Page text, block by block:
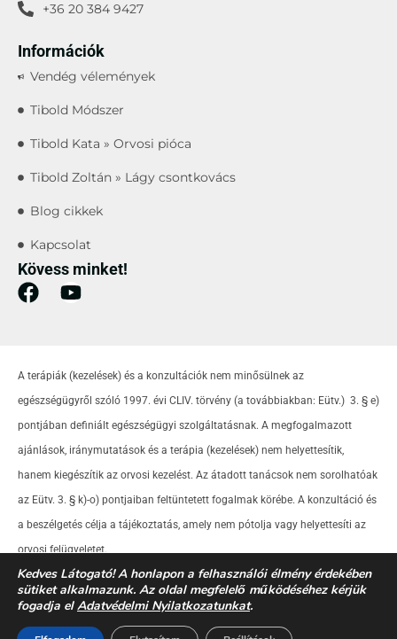
+36 20 384 9427
Információk
Vendég vélemények
Tibold Módszer
Tibold Kata » Orvosi pióca
Tibold Zoltán » Lágy csontkovács
Blog cikkek
Kapcsolat
Kövess minket!
A terápiák (kezelések) és a konzultációk nem minősülnek az
egészségügyről szóló 1997. évi CLIV. törvény (a továbbiakban: Eütv.) 3. § e)
pontjában definiált egészségügyi szolgáltatásnak. A megfogalmazott
ajánlások, iránymutatások és a terápia (kezelések) nem helyettesítik,
hanem kiegészítik az orvosi kezelést. Az átadott tanácsok nem sorolhatóak
az Eütv. 3. § k)-o) pontjaiban feltüntetett fogalmak körébe. A konzultáció és
a beszélgetés célja a tájékoztatás, amely nem pótolja vagy helyettesíti az
orvosi felügyeletet.
© Tibold Zoltán – Minden jog fenntartva! |Adatvédelmi tájékoztató
Kedves Látogató! A honlapon a felhasználói élmény érdekében
sütiket alkalmazunk. Az oldal megfelelő működéséhez kérjük
fogadja elAdatvédelmi Nyilatkozatunkat.